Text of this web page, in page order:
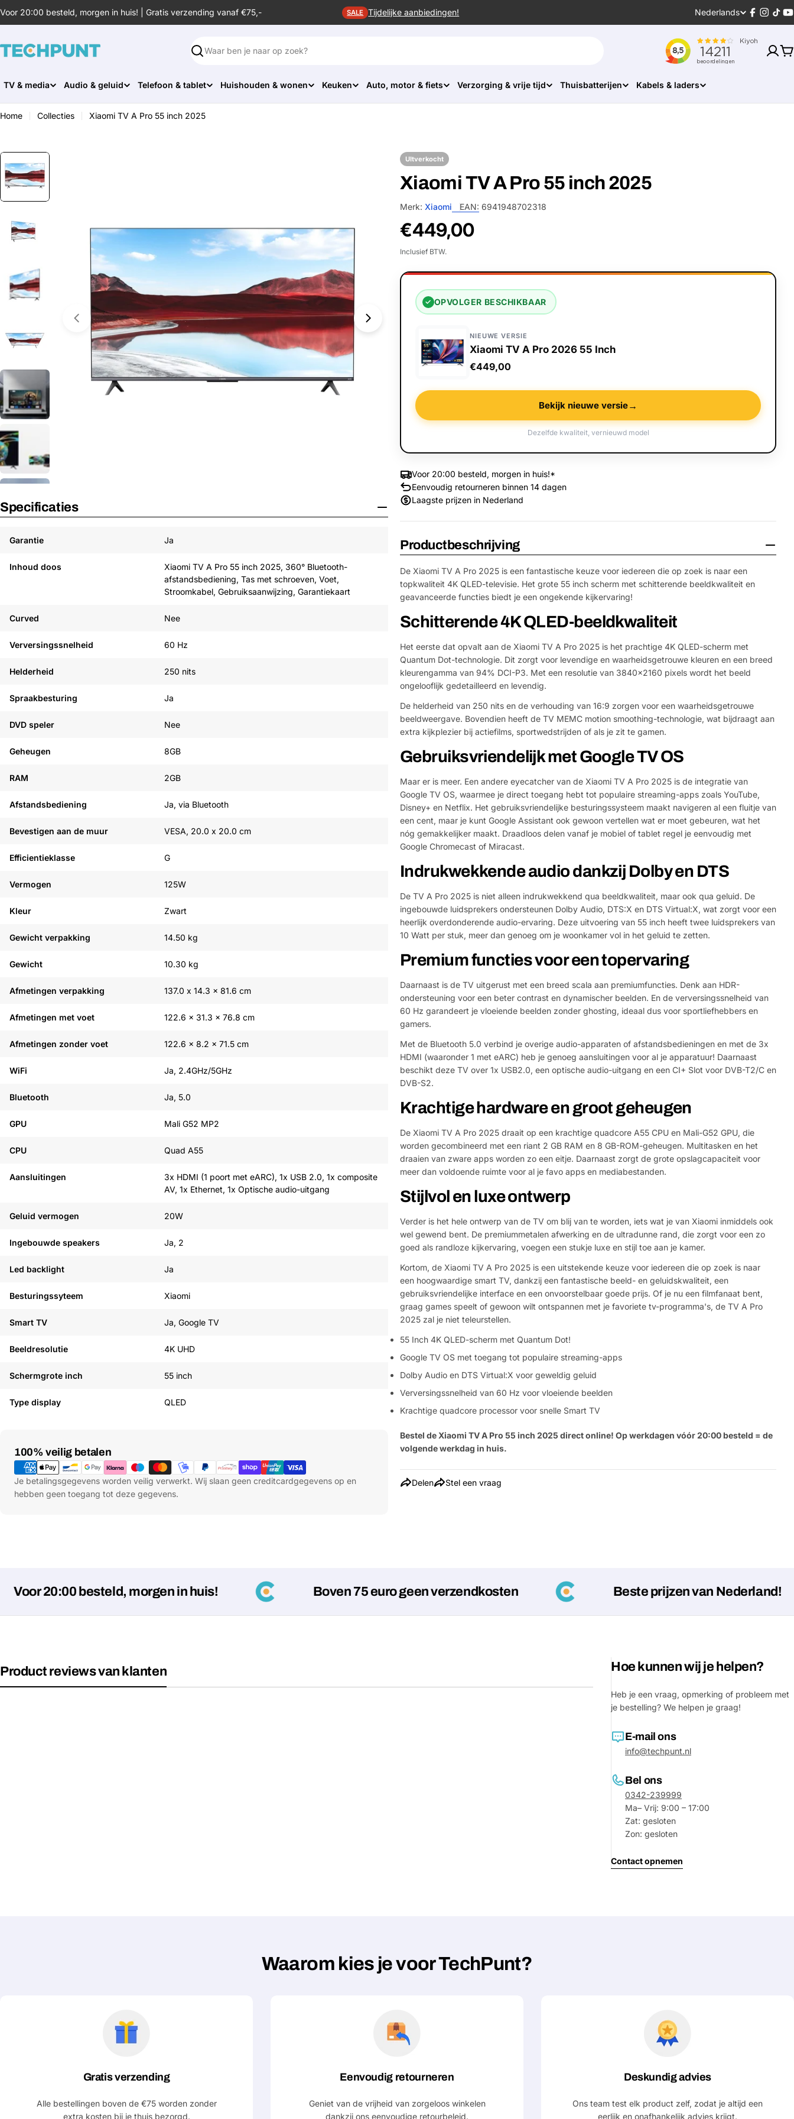
naar
inhoud
Voor 20:00 besteld, morgen in huis! | Gratis verzending vanaf €75,- SALE Tijdelijke aanbiedingen! Taal
Nederlands
Facebook
Zoeken
TV & media Audio & geluid Telefoon & tablet Huishouden & wonen Keuken Auto, motor & fiets Verzorging & vrije tijd Thuisbatterijen Kabels & laders
Home Collecties Xiaomi TV A Pro 55 inch 2025
Media 1 openen in venster
Nooit meer leverbaar
Specificaties
Garantie Ja
Inhoud doos
Xiaomi TV A Pro 55 inch 2025, 360° Bluetooth-
afstandsbediening, Tas met schroeven, Voet,
Stroomkabel, Gebruiksaanwijzing, Garantiekaart
Curved Nee
Verversingssnelheid 60 Hz
Helderheid 250 nits
Spraakbesturing Ja
DVD speler Nee
Geheugen 8GB
RAM 2GB
Afstandsbediening Ja, via Bluetooth
Bevestigen aan de muur VESA, 20.0 x 20.0 cm
Efficientieklasse G
Vermogen 125W
Kleur Zwart
Gewicht verpakking 14.50 kg
Gewicht 10.30 kg
Afmetingen verpakking 137.0 x 14.3 x 81.6 cm
Afmetingen met voet 122.6 x 31.3 x 76.8 cm
Afmetingen zonder voet 122.6 x 8.2 x 71.5 cm
WiFi Ja, 2.4GHz/5GHz
Bluetooth Ja, 5.0
GPU Mali G52 MP2
CPU Quad A55
Aansluitingen
3x HDMI (1 poort met eARC), 1x USB 2.0, 1x composite
AV, 1x Ethernet, 1x Optische audio-uitgang
Geluid vermogen 20W
Ingebouwde speakers Ja, 2
Led backlight Ja
Besturingssyteem Xiaomi
Smart TV Ja, Google TV
Beeldresolutie 4K UHD
Schermgrote inch 55 inch
Type display QLED
100% veilig betalen
Betaalmethoden
Je betalingsgegevens worden veilig verwerkt. Wij slaan geen creditcardgegevens op en
hebben geen toegang tot deze gegevens.
UItverkocht
Xiaomi TV A Pro 55 inch 2025
Merk: Xiaomi EAN: 6941948702318
Normale
prijs
€449,00
Inclusief BTW.
✓ OPVOLGER BESCHIKBAAR
NIEUWE VERSIE
Xiaomi TV A Pro 2026 55 Inch
€449,00
Bekijk nieuwe versie→
Dezelfde kwaliteit, vernieuwd model
Voor 20:00 besteld, morgen in huis!*
Eenvoudig retourneren binnen 14 dagen
Laagste prijzen in Nederland
Productbeschrijving
De Xiaomi TV A Pro 2025 is een fantastische keuze voor iedereen die op zoek is naar een
topkwaliteit 4K QLED-televisie. Het grote 55 inch scherm met schitterende beeldkwaliteit en
geavanceerde functies biedt je een ongekende kijkervaring!
Schitterende 4K QLED-beeldkwaliteit
Het eerste dat opvalt aan de Xiaomi TV A Pro 2025 is het prachtige 4K QLED-scherm met
Quantum Dot-technologie. Dit zorgt voor levendige en waarheidsgetrouwe kleuren en een breed
kleurengamma van 94% DCI-P3. Met een resolutie van 3840x2160 pixels wordt het beeld
ongelooflijk gedetailleerd en levendig.
De helderheid van 250 nits en de verhouding van 16:9 zorgen voor een waarheidsgetrouwe
beeldweergave. Bovendien heeft de TV MEMC motion smoothing-technologie, wat bijdraagt aan
extra kijkplezier bij actiefilms, sportwedstrijden of als je zit te gamen.
Gebruiksvriendelijk met Google TV OS
Maar er is meer. Een andere eyecatcher van de Xiaomi TV A Pro 2025 is de integratie van
Google TV OS, waarmee je direct toegang hebt tot populaire streaming-apps zoals YouTube,
Disney+ en Netflix. Het gebruiksvriendelijke besturingssysteem maakt navigeren al een fluitje van
een cent, maar je kunt Google Assistant ook gewoon vertellen wat er moet gebeuren, wat het
nóg gemakkelijker maakt. Draadloos delen vanaf je mobiel of tablet regel je eenvoudig met
Google Chromecast of Miracast.
Indrukwekkende audio dankzij Dolby en DTS
De TV A Pro 2025 is niet alleen indrukwekkend qua beeldkwaliteit, maar ook qua geluid. De
ingebouwde luidsprekers ondersteunen Dolby Audio, DTS:X en DTS Virtual:X, wat zorgt voor een
heerlijk overdonderende audio-ervaring. Deze uitvoering van 55 inch heeft twee luidsprekers van
10 Watt per stuk, meer dan genoeg om je woonkamer vol in het geluid te zetten.
Premium functies voor een topervaring
Daarnaast is de TV uitgerust met een breed scala aan premiumfuncties. Denk aan HDR-
ondersteuning voor een beter contrast en dynamischer beelden. En de verversingssnelheid van
60 Hz garandeert je vloeiende beelden zonder ghosting, ideaal dus voor sportliefhebbers en
gamers.
Met de Bluetooth 5.0 verbind je overige audio-apparaten of afstandsbedieningen en met de 3x
HDMI (waaronder 1 met eARC) heb je genoeg aansluitingen voor al je apparatuur! Daarnaast
beschikt deze TV over 1x USB2.0, een optische audio-uitgang en een CI+ Slot voor DVB-T2/C en
DVB-S2.
Krachtige hardware en groot geheugen
De Xiaomi TV A Pro 2025 draait op een krachtige quadcore A55 CPU en Mali-G52 GPU, die
worden gecombineerd met een riant 2 GB RAM en 8 GB-ROM-geheugen. Multitasken en het
draaien van zware apps worden zo een eitje. Daarnaast zorgt de grote opslagcapaciteit voor
meer dan voldoende ruimte voor al je favo apps en mediabestanden.
Stijlvol en luxe ontwerp
Verder is het hele ontwerp van de TV om blij van te worden, iets wat je van Xiaomi inmiddels ook
wel gewend bent. De premiummetalen afwerking en de ultradunne rand, die zorgt voor een zo
goed als randloze kijkervaring, voegen een stukje luxe en stijl toe aan je kamer.
Kortom, de Xiaomi TV A Pro 2025 is een uitstekende keuze voor iedereen die op zoek is naar
een hoogwaardige smart TV, dankzij een fantastische beeld- en geluidskwaliteit, een
gebruiksvriendelijke interface en een onvoorstelbaar goede prijs. Of je nu een filmfanaat bent,
graag games speelt of gewoon wilt ontspannen met je favoriete tv-programma's, de TV A Pro
2025 zal je niet teleurstellen.
55 Inch 4K QLED-scherm met Quantum Dot!
Google TV OS met toegang tot populaire streaming-apps
Dolby Audio en DTS Virtual:X voor geweldig geluid
Verversingssnelheid van 60 Hz voor vloeiende beelden
Krachtige quadcore processor voor snelle Smart TV
Bestel de Xiaomi TV A Pro 55 inch 2025 direct online! Op werkdagen vóór 20:00 besteld = de
volgende werkdag in huis.
Delen
Deel dit product
Delen
Stel een vraag
Stel
naam
Jouw
email
Jouw
20:00 besteld, morgen in huis! Boven 75 euro geen verzendkosten Beste prijzen van Nederland!
Product reviews van klanten Hoe kunnen wij je helpen?
Heb je een vraag, opmerking of probleem met
je bestelling? We helpen je graag!
E-mail ons
info@techpunt.nl
Bel ons
0342-239999
Ma– Vrij: 9:00 – 17:00
Zat: gesloten
Zon: gesloten
Contact opnemen
Waarom kies je voor TechPunt?
Gratis verzending
Alle bestellingen boven de €75 worden zonder
extra kosten bij je thuis bezorgd.
Eenvoudig retourneren
Geniet van de vrijheid van zorgeloos winkelen
dankzij ons eenvoudige retourbeleid.
Deskundig advies
Ons team test elk product zelf, zodat je altijd een
eerlijk en onafhankelijk advies krijgt.